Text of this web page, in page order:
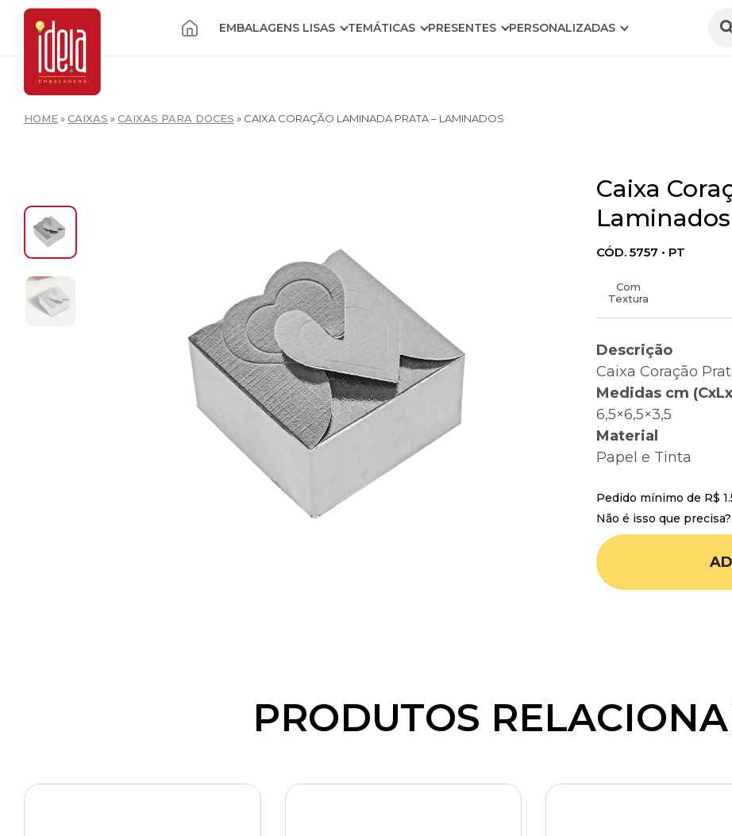
EMBALAGENS LISAS TEMÁTICAS PRESENTES PERSONALIZADAS
HOME»CAIXAS »CAIXAS PARA DOCES » CAIXA CORAÇÃO LAMINADA PRATA – LAMINADOS
Caixa
Laminados
CÓD. 5757 • PT
Com
Textura
Descrição
Caixa Coração
Medidas cm
6,5×6,5×3,5
Material
Papel e Tinta
Pedido mínimo de R$
Não é isso que
PRODUTOS